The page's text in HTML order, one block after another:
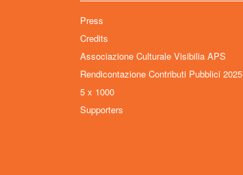
Press
Credits
Associazione Culturale Visibilia APS
Rendicontazione Contributi Pubblici 2025
5 x 1000
Supporters